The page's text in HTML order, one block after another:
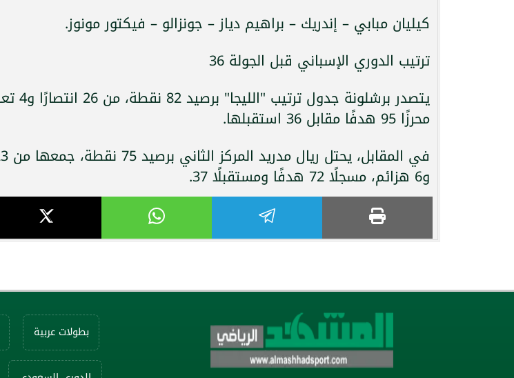
كيليان مبابي – إندريك – براهيم دياز – جونزالو – فيكتور مونوز.
ترتيب الدوري الإسباني قبل الجولة 36
محرزًا 95 هدفًا مقابل 36 استقبلها.
و6 هزائم، مسجلًا 72 هدفًا ومستقبلًا 37.
بطولات عربية